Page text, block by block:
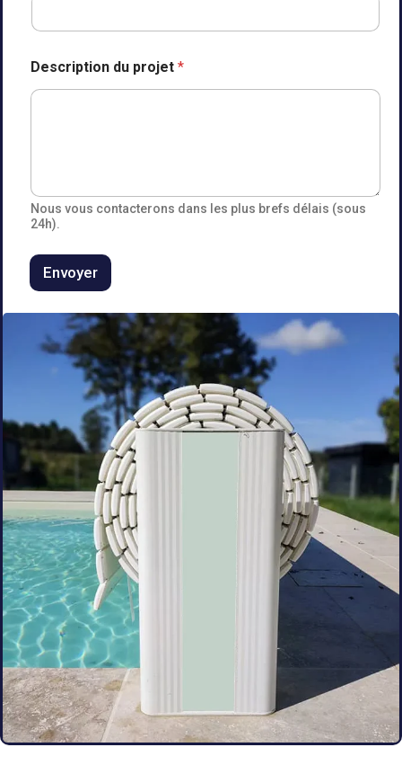
r
é
m
E
-
a
l
Description du projet *
Nous vous contacterons dans les plus brefs délais (sous
24h).
Envoyer